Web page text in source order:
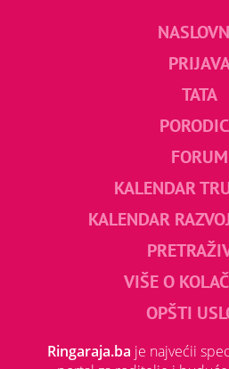
TATA
FORUM
KALENDAR
KALENDAR
VIŠE O
OPŠTI
Ringaraja.ba je najvećii